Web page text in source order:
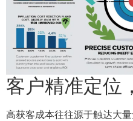
客户精准定位
高获客成本往往源于触达大